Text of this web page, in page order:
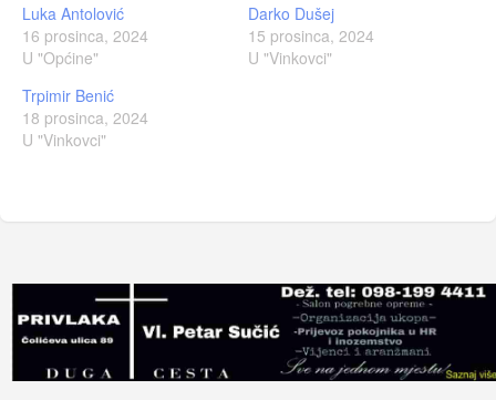
Luka Antolović
16 prosinca, 2024
U "Općine"
Darko Dušej
15 prosinca, 2024
U "Vinkovci"
Trpimir Benić
18 prosinca, 2024
U "Vinkovci"